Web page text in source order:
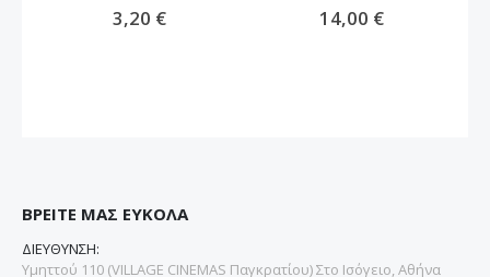
3,20 € 14,00 €
ΒΡΕΙΤΕ ΜΑΣ ΕΥΚΟΛΑ
ΔΙΕΥΘΥΝΣΗ:
Υμηττού 110 (VILLAGE CINEMAS Παγκρατίου) Στο Ισόγειο, Αθήνα